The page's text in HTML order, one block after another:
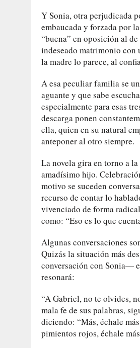
Y Sonia, otra perjudicada
embaucada y forzada por
“buena” en oposición al
indeseado matrimonio
la madre lo parece, al
A esa peculiar familia se
aguante y que sabe
especialmente para esas
descarga ponen
ella, quien en su natural
anteponer al otro siempre.
La novela gira en torno a
amadísimo hijo.
motivo se suceden
recurso de contar lo
vivenciado de forma
como: “Eso es lo que
Algunas conversaciones
Quizás la situación más
conversación con Sonia—
resonará:
“A Gabriel, no te olvides,
mala fe de sus palabras,
diciendo: “Más, échale
pimientos rojos, échale